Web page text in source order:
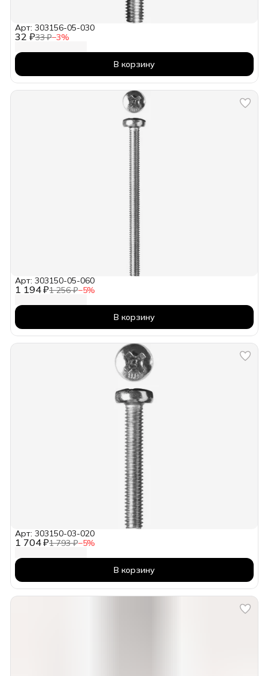
32 ₽33 ₽−3%
Арт: 303156-05-030
В корзину
1 194 ₽1 256 ₽−5%
Арт: 303150-05-060
В корзину
1 704 ₽1 793 ₽−5%
Арт: 303150-03-020
В корзину